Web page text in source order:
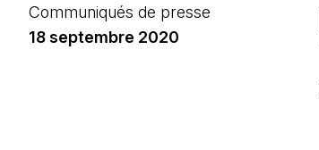
Communiqués de presse
18 septembre 2020